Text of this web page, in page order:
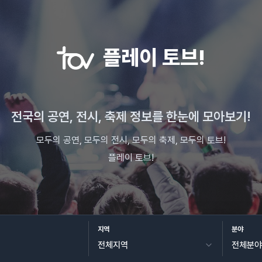
플레이 토브!
전국의 공연, 전시, 축제 정보를 한눈에 모아보기!
모두의 공연, 모두의 전시, 모두의 축제, 모두의 토브!
플레이 토브!
지역 분야